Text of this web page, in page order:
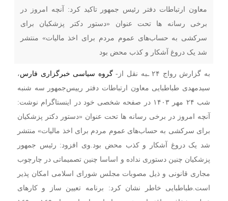
معاون ارتباطات دفتر رئیس جمهور تاکید کرد: آنچه امروز در
برخی رسانه ها تحت عنوان «دستور دکتر پزشکیان برای
سرکشی به حساب‌های عموم مردم برای اخذ مالیات» منتشر
شد یک دروغ آشکار و کذب محض بود
به گزارش رواج ۲۴ ـبه نقل از- گروه سیاسی خبرگزاری فارس،
سیدمهدی طباطبایی معاون ارتباطات دفتر رییس‌جمهور سه شنبه
شب ۲۴ مهر ۱۴۰۳ در صفحه‌ شخصی خود در اینستاگرام نوشت:
آنچه امروز در برخی رسانه ها تحت عنوان «دستور دکتر پزشکیان
برای سرکشی به حساب‌های عموم مردم برای اخذ مالیات» منتشر
شد یک دروغ آشکار و کذب محض بود.وی افزود: رئیس جمهور
پزشکیان چنین دستوری نداده و اساسا چنین تصمیماتی در چارچوب
مجاری قانونی و ذیل مصوبات مجلس شورای اسلامی امکان پذیر
است.طباطبایی خاطر نشان کرد: برنامه تعیین ساز و کارهای